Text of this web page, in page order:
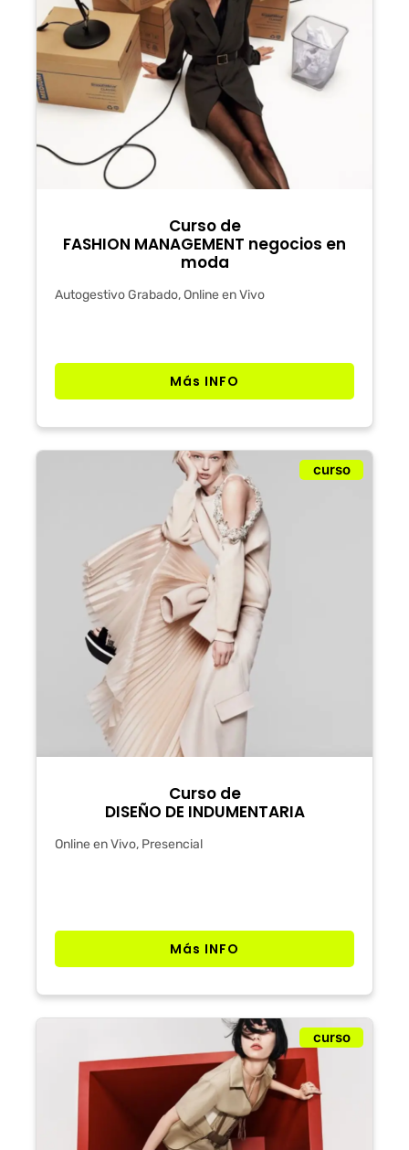
Curso de
FASHION MANAGEMENT negocios en
moda
Autogestivo Grabado, Online en Vivo
Más INFO
curso
Curso de
DISEÑO DE INDUMENTARIA
Online en Vivo, Presencial
Más INFO
curso